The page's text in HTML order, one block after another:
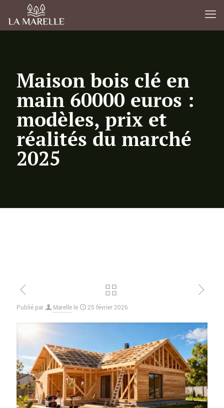
Maison bois clé en
main 60000 euros :
modèles, prix et
réalités du marché
2025
Publié par Marelle le 25 février 2026